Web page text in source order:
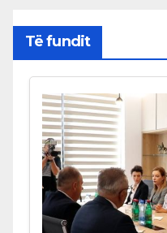
Të fundit